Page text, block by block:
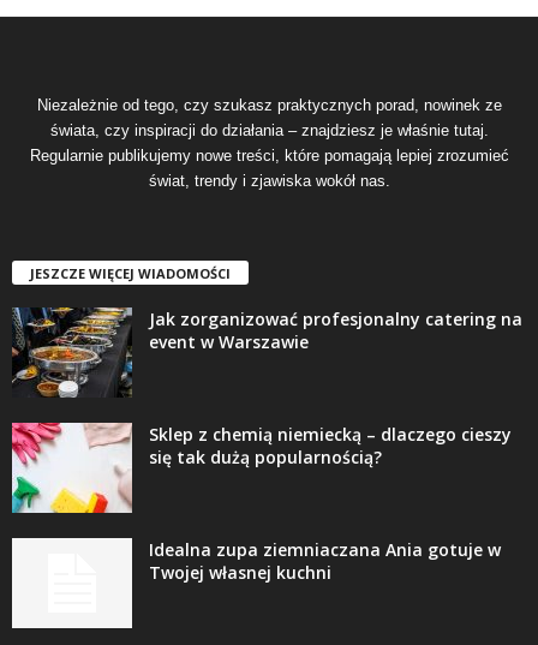
Niezależnie od tego, czy szukasz praktycznych porad, nowinek ze
świata, czy inspiracji do działania – znajdziesz je właśnie tutaj.
Regularnie publikujemy nowe treści, które pomagają lepiej zrozumieć
świat, trendy i zjawiska wokół nas.
JESZCZE WIĘCEJ WIADOMOŚCI
Jak zorganizować profesjonalny catering na
event w Warszawie
Sklep z chemią niemiecką – dlaczego cieszy
się tak dużą popularnością?
Idealna zupa ziemniaczana Ania gotuje w
Twojej własnej kuchni